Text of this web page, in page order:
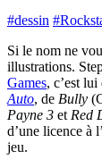
#dessin
Si le nom ne
illustrations.
Games, c’est
Auto, de Bully
Payne 3 et Red
d’une licence à
jeu.